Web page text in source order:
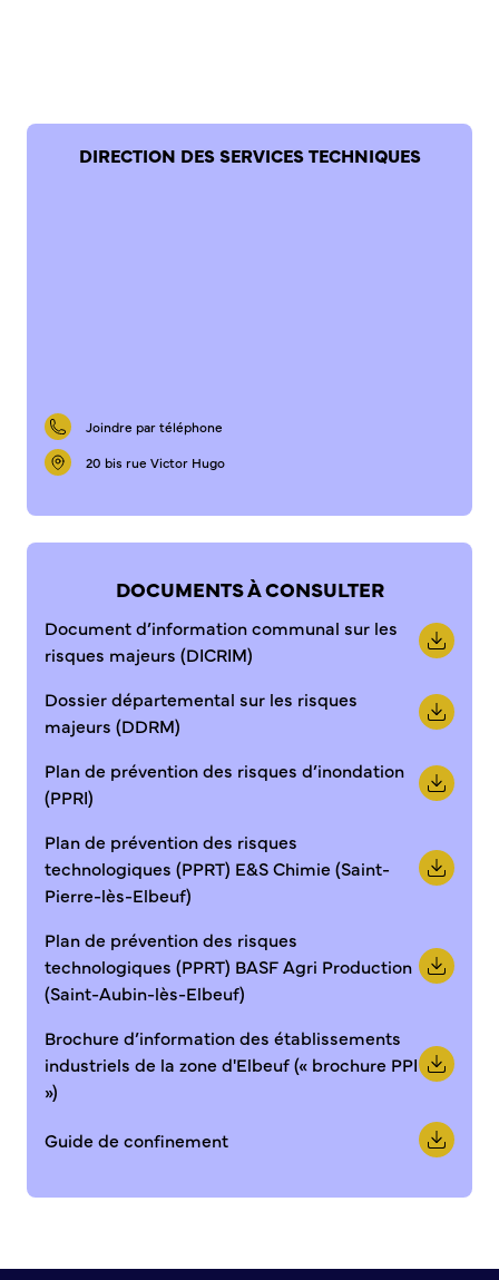
DIRECTION DES SERVICES TECHNIQUES
Joindre par téléphone
20 bis rue Victor Hugo
DOCUMENTS À CONSULTER
Document d’information communal sur les
risques majeurs (DICRIM)
Dossier départemental sur les risques
majeurs (DDRM)
Plan de prévention des risques d’inondation
(PPRI)
Plan de prévention des risques
technologiques (PPRT) E&S Chimie (Saint-
Pierre-lès-Elbeuf)
Plan de prévention des risques
technologiques (PPRT) BASF Agri Production
(Saint-Aubin-lès-Elbeuf)
Brochure d’information des établissements
industriels de la zone d'Elbeuf (« brochure PPI
»)
Guide de confinement